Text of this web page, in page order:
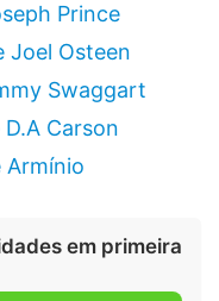
Prince
Joel Osteen
Swaggart
Carson
Armínio
em primeira